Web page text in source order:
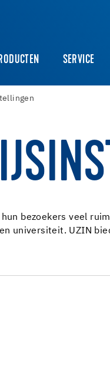
SERVICE
bezoekers veel
universiteit. UZIN